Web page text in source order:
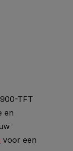
TFT
en
voor een